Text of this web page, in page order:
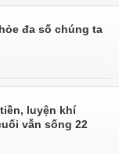
đa số chúng ta
luyện khí
vẫn sống 22